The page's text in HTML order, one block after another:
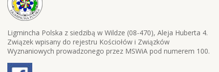
Ligmincha Polska z siedzibą w Wildze (08-470), Aleja Huberta 4.
Związek wpisany do rejestru Kościołów i Związków
Wyznaniowych prowadzonego przez MSWiA pod numerem 100.